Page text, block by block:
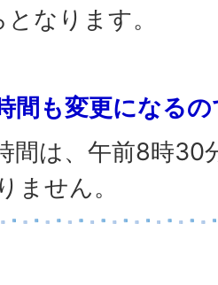
なります。
間も変更になる
間は、午前8時30
ません。